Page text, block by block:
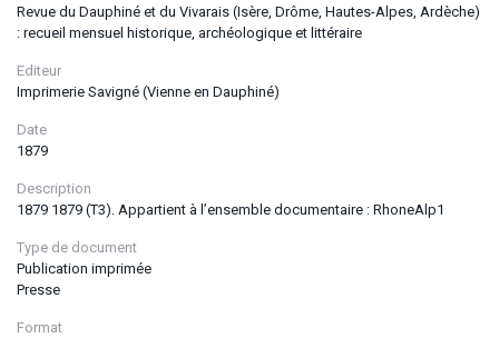
Revue du Dauphiné et du Vivarais (Isère, Drôme, Hautes-Alpes, Ardèche)
: recueil mensuel historique, archéologique et littéraire
Editeur
Imprimerie Savigné (Vienne en Dauphiné)
Date
1879
Description
1879 1879 (T3). Appartient à l’ensemble documentaire : RhoneAlp1
Type de document
Publication imprimée
Presse
Format